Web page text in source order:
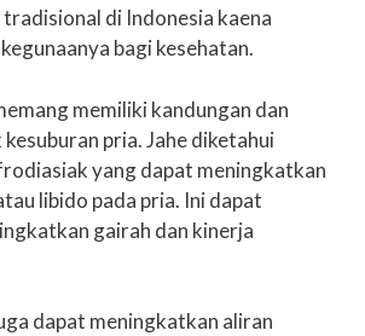
di Indonesia kaena
bagi kesehatan.
memiliki kandungan dan
pria. Jahe diketahui
yang dapat meningkatkan
libido pada pria. Ini dapat
gairah dan kinerja
dapat meningkatkan aliran